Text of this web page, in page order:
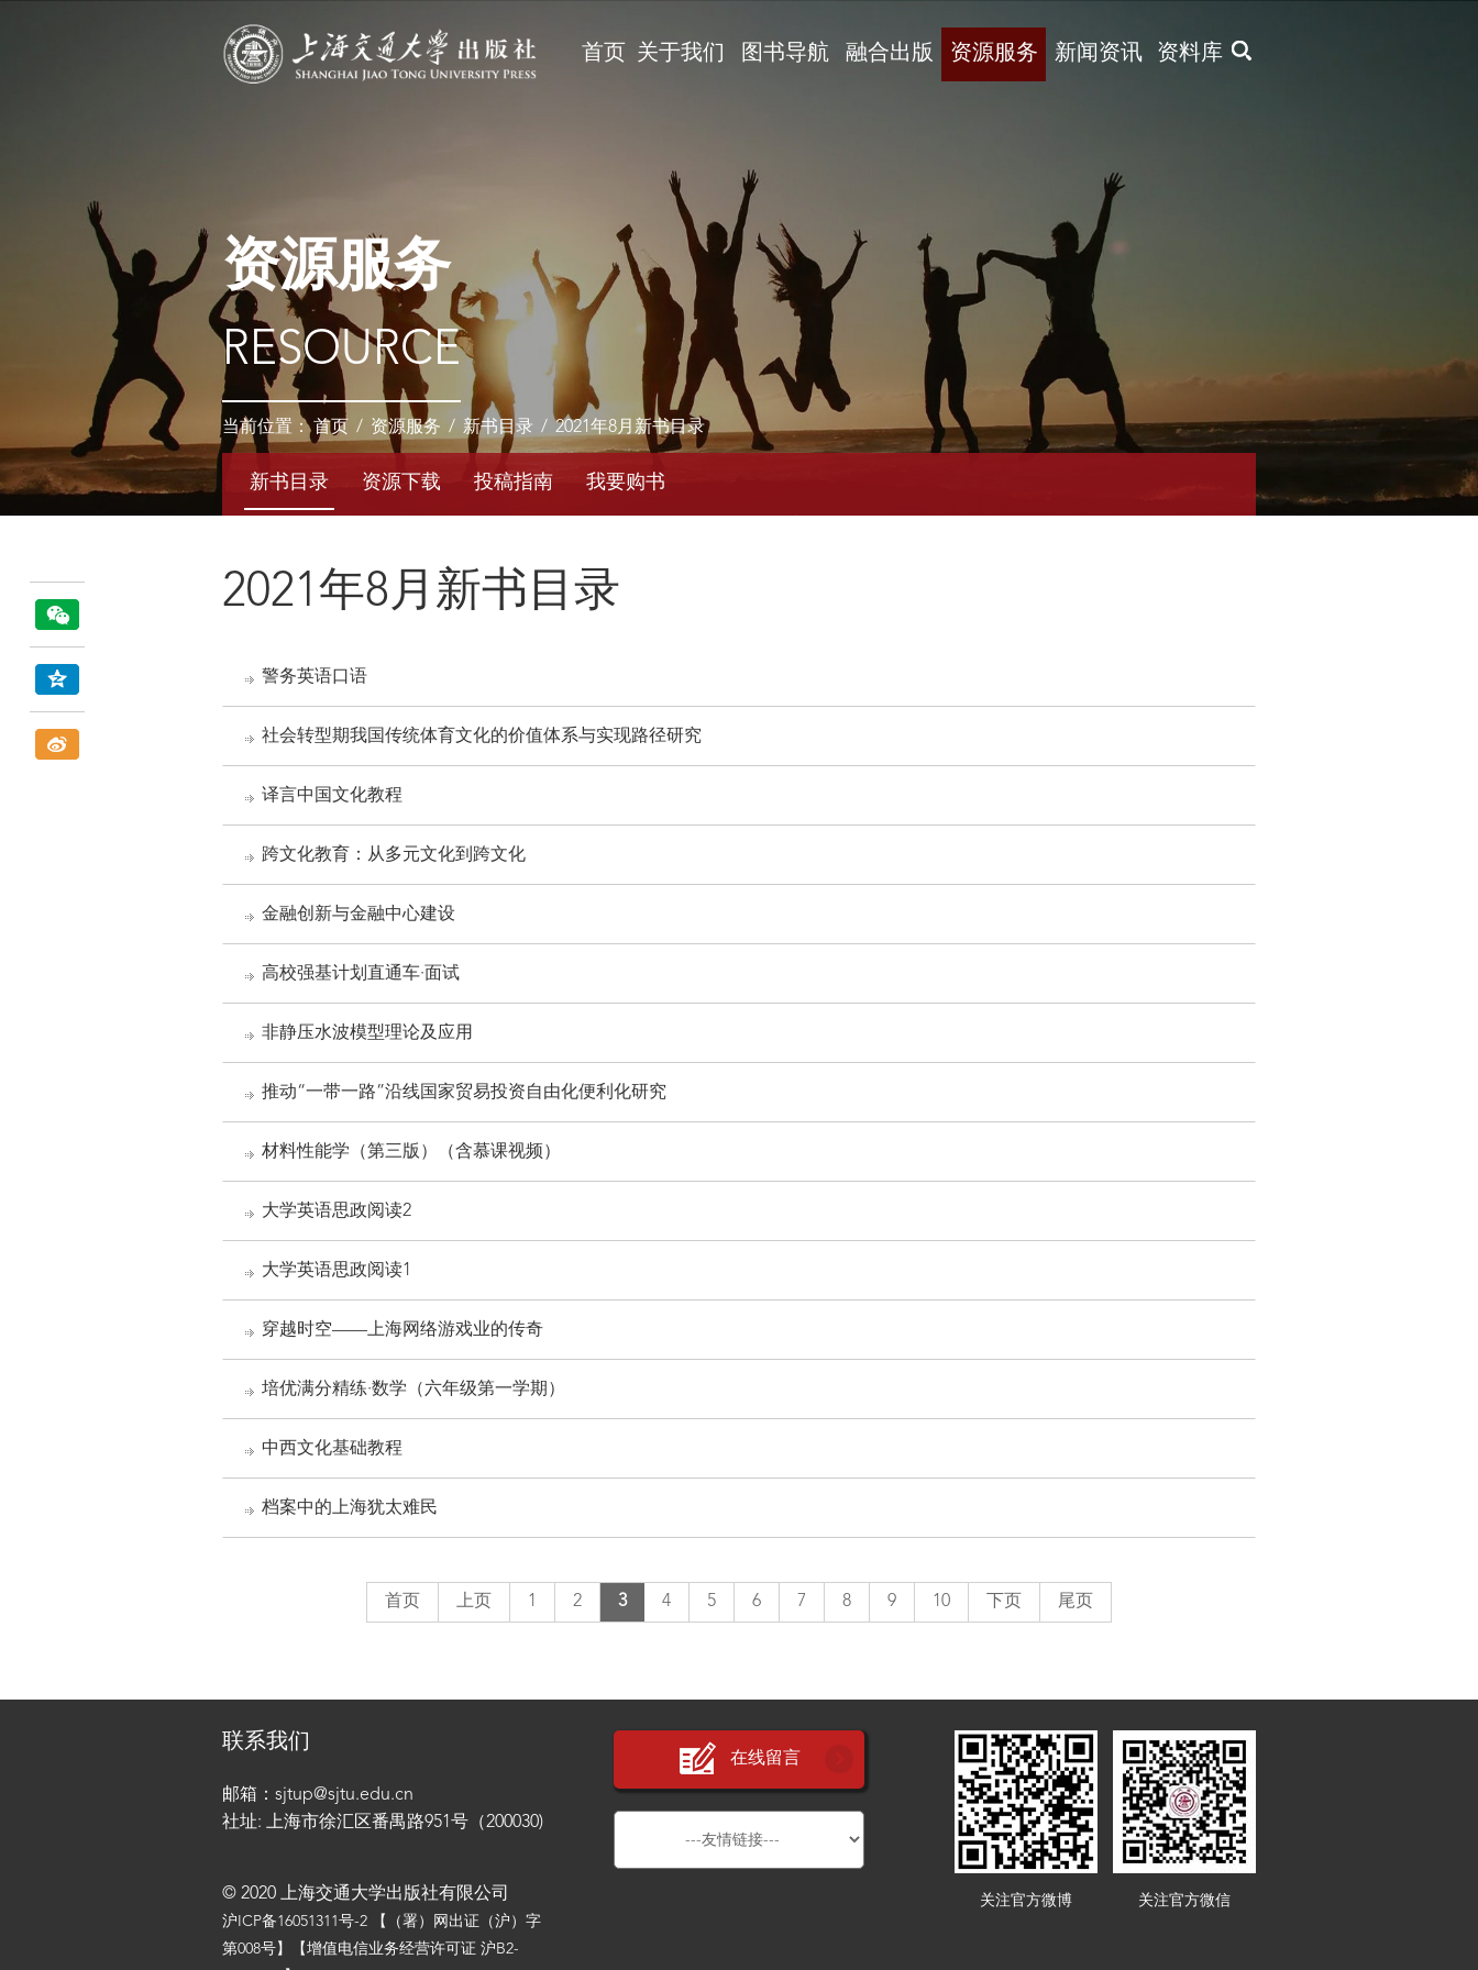
X
首页 关于我们 图书导航 融合出版 资源服务 新闻资讯 资料库
资源服务
RESOURCE
当前位置：首页 / 资源服务 / 新书目录 / 2021年8月新书目录
新书目录 资源下载 投稿指南 我要购书
2021年8月新书目录
警务英语口语
社会转型期我国传统体育文化的价值体系与实现路径研究
译言中国文化教程
跨文化教育：从多元文化到跨文化
金融创新与金融中心建设
高校强基计划直通车·面试
非静压水波模型理论及应用
推动“一带一路”沿线国家贸易投资自由化便利化研究
材料性能学（第三版）（含慕课视频）
大学英语思政阅读2
大学英语思政阅读1
穿越时空——上海网络游戏业的传奇
培优满分精练·数学（六年级第一学期）
中西文化基础教程
档案中的上海犹太难民
首页 上页 1 2 3 4 5 6 7 8 9 10 下页 尾页
联系我们
邮箱：sjtup@sjtu.edu.cn
社址: 上海市徐汇区番禺路951号（200030)
© 2020 上海交通大学出版社有限公司
沪ICP备16051311号-2 【（署）网出证（沪）字
第008号】【增值电信业务经营许可证 沪B2-
在线留言
关注官方微博 关注官方微信